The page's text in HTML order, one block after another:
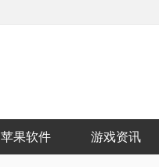
苹果软件 游戏资讯